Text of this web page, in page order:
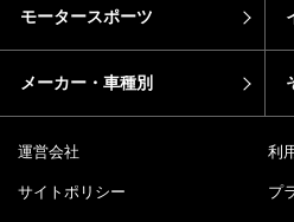
モータースポーツ
メーカー・車種別
運営会社 利
サイトポリシー プ